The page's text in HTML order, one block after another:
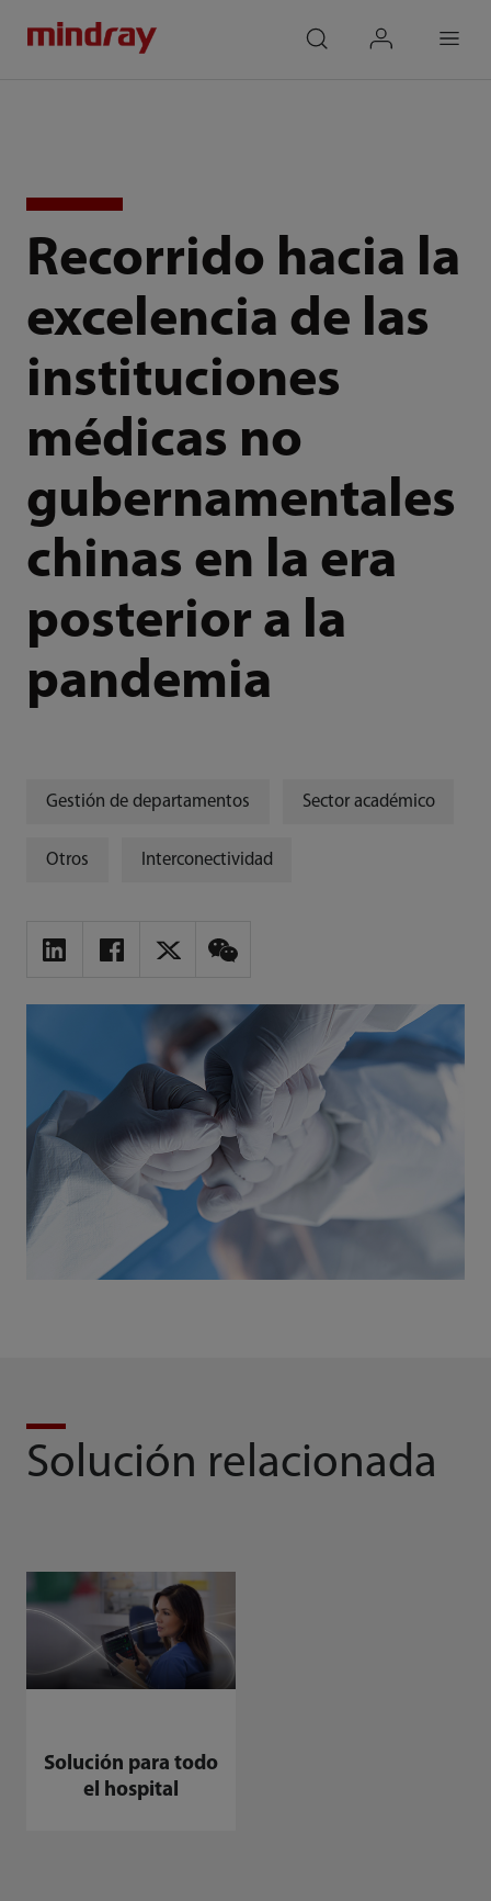
Recorrido hacia la
excelencia de las
instituciones
médicas no
gubernamentales
chinas en la era
posterior a la
pandemia
Gestión de departamentos Sector académico
Otros Interconectividad
Solución relacionada
Solución para todo
el hospital